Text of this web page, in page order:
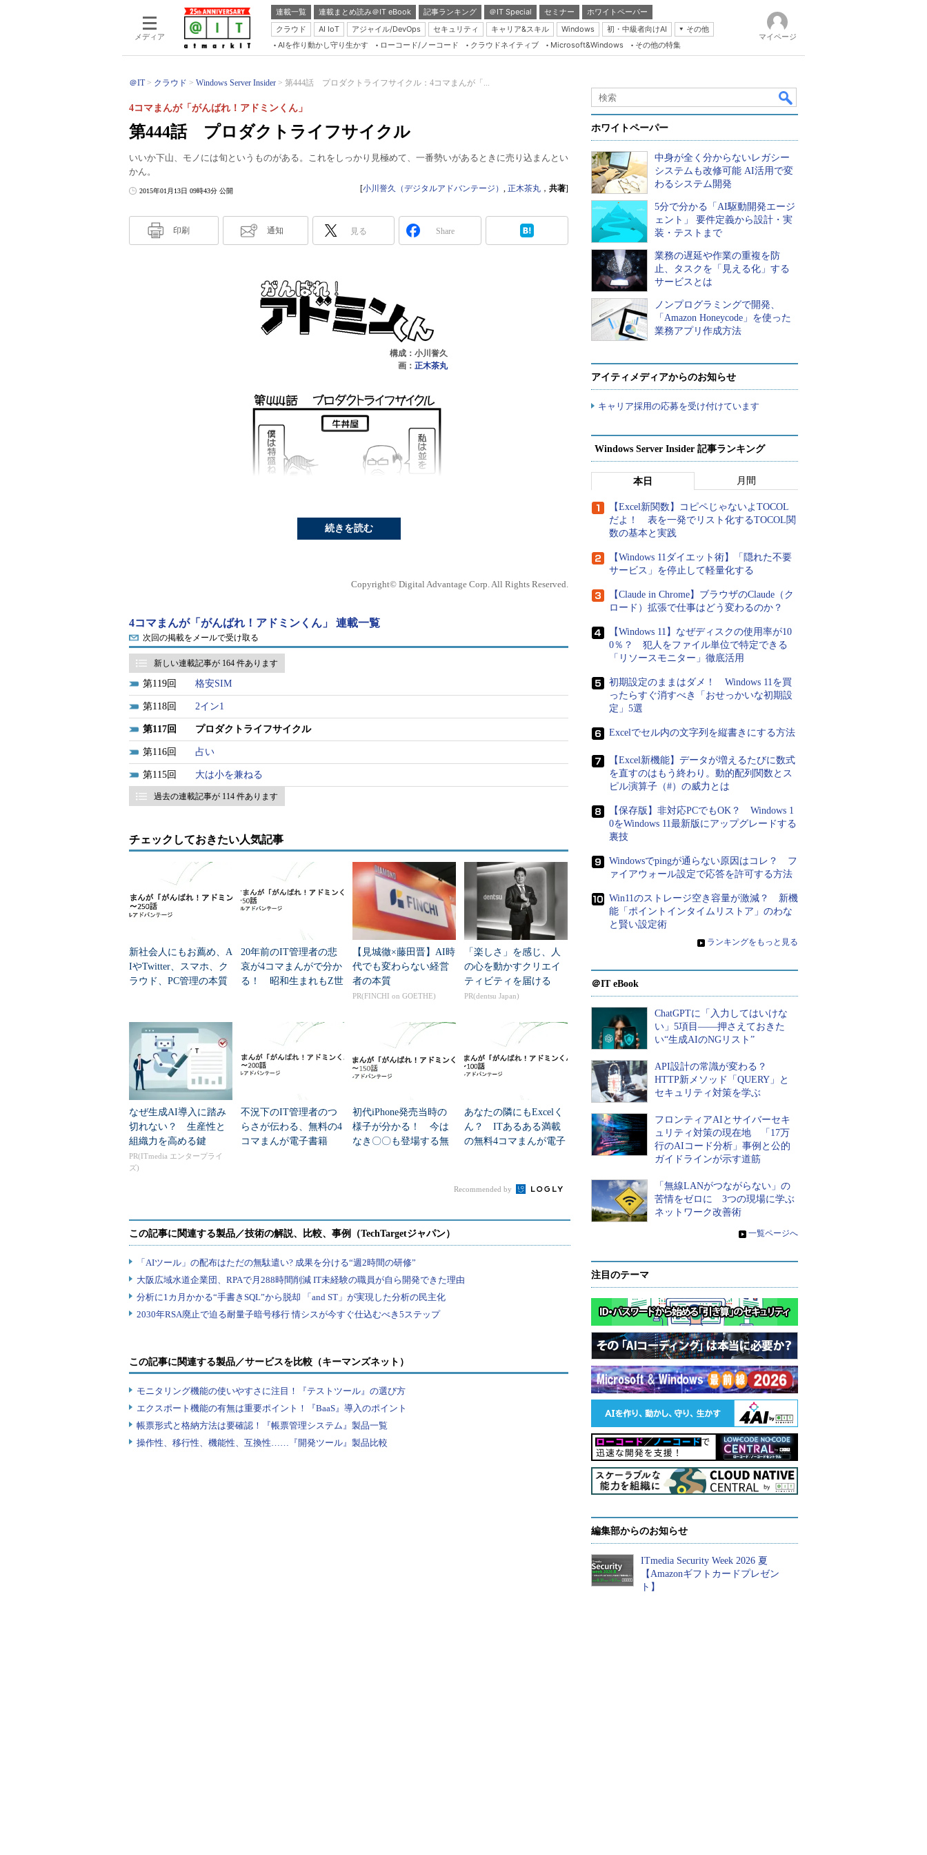
メディア
連載一覧 連載まとめ読み＠IT eBook 記事ランキング ＠IT Special セミナー
ホワイトペーパー
クラウド
AI IoT アジャイル/DevOps セキュリティ キャリア&スキル Windows 初・中級者向けAI
その他
Server & Storage
Database Expert
Linux ＆ OSS
Master of IP Network
Security & Trust
AIを作り動かし守り生かす ローコード/ノーコード クラウドネイティブ Microsoft&Windows その他の特集
マイページ
＠IT クラウド Windows Server Insider 第444話 プロダクトライフサイクル：4コマまんが「...
第444話 プロダクトライフサイクル
4コマまんが「がんばれ！アドミンくん」
いいか下山、モノには旬というものがある。これをしっかり見極めて、一番勢いがあるときに売り込まんとい
かん。
2015年01月13日 09時43分 公開 [小川誉久（デジタルアドバンテージ） , 正木茶丸 ， 共著]
印刷 通知 見る Share
構成：小川誉久
画： 正木茶丸
（2015/01/13 公開）
次の回へ »
「がんばれ！アドミンくん」
あなたのアイデアがマンガになる！ →詳しくはこちらから
続きを読む
Copyright© Digital Advantage Corp. All Rights Reserved.
4コマまんが「がんばれ！アドミンくん」 連載一覧
次回の掲載をメールで受け取る
新しい連載記事が 164 件あります
119 格安SIM
118 2イン1
117 プロダクトライフサイクル
116 占い
115 大は小を兼ねる
過去の連載記事が 114 件あります
チェックしておきたい人気記事
新社会人にもお薦め、A
IやTwitter、スマホ、ク
ラウド、PC管理の本質
れ！...
20年前のIT管理者の悲
哀が4コマまんがで分か
る！ 昭和生まれもZ世
ドミンくん」...
【見城徹×藤田晋】AI時
代でも変わらない経営
者の本質
PR(FINCHI on GOETHE)
「楽しさ」を感じ、人
の心を動かすクリエイ
ティビティを届ける
PR(dentsu Japan)
なぜ生成AI導入に踏み
切れない？ 生産性と
組織力を高める鍵
PR(ITmedia エンタープライ
ズ)
不況下のIT管理者のつ
らさが伝わる、無料の4
コマまんが電子書籍
初代iPhone発売当時の
様子が分かる！ 今は
なき〇〇も登場する無
あなたの隣にもExcelく
ん？ ITあるある満載
の無料4コマまんが電子
Recommended by
この記事に関連する製品／サービスを比較（キーマンズネット）
モニタリング機能の使いやすさに注目！『テストツール』の選び方
エクスポート機能の有無は重要ポイント！『BaaS』導入のポイント
帳票形式と格納方法は要確認！『帳票管理システム』製品一覧
操作性、移行性、機能性、互換性……『開発ツール』製品比較
ホワイトペーパー
中身が全く分からないレガシー
システムも改修可能 AI活用で変
わるシステム開発
5分で分かる「AI駆動開発エージ
ェント」 要件定義から設計・実
装・テストまで
業務の遅延や作業の重複を防
止、タスクを「見える化」する
サービスとは
ノンプログラミングで開発、
「Amazon Honeycode」を使った
業務アプリ作成方法
アイティメディアからのお知らせ
キャリア採用の応募を受け付けています
Windows Server Insider 記事ランキング
本日 月間
【Excel新関数】コピペじゃないよTOCOL
だよ！ 表を一発でリスト化するTOCOL関
数の基本と実践
【Windows 11ダイエット術】「隠れた不要
サービス」を停止して軽量化する
【Claude in Chrome】ブラウザのClaude（ク
ロード）拡張で仕事はどう変わるのか？
【Windows 11】なぜディスクの使用率が10
0％？ 犯人をファイル単位で特定できる
「リソースモニター」徹底活用
初期設定のままはダメ！ Windows 11を買
ったらすぐ消すべき「おせっかいな初期設
定」5選
Excelでセル内の文字列を縦書きにする方法
【Excel新機能】データが増えるたびに数式
を直すのはもう終わり。動的配列関数とス
ピル演算子（#）の威力とは
【保存版】非対応PCでもOK？ Windows 1
0をWindows 11最新版にアップグレードする
裏技
Windowsでpingが通らない原因はコレ？ フ
ァイアウォール設定で応答を許可する方法
Win11のストレージ空き容量が激減？ 新機
能「ポイントインタイムリストア」のわな
と賢い設定術
» ランキングをもっと見る
＠IT eBook
ChatGPTに「入力してはいけな
い」5項目――押さえておきた
い“生成AIのNGリスト”
API設計の常識が変わる？
HTTP新メソッド「QUERY」と
セキュリティ対策を学ぶ
フロンティアAIとサイバーセキ
ュリティ対策の現在地 「17万
行のAIコード分析」事例と公的
ガイドラインが示す道筋
「無線LANがつながらない」の
苦情をゼロに 3つの現場に学ぶ
ネットワーク改善術
» 一覧ページへ
注目のテーマ
編集部からのお知らせ
ITmedia Security Week 2026 夏
【Amazonギフトカードプレゼン
ト】